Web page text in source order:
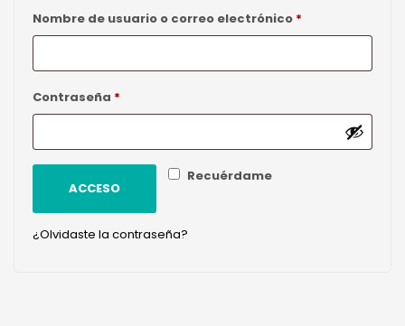
Nombre de usuario o correo electrónico *
Contraseña *
Recuérdame
ACCESO
¿Olvidaste la contraseña?